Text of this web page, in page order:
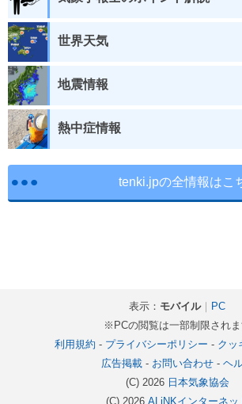
世界天気
地震情報
熱中症情報
tenki.jpの全情報はこ
表示： モバイル｜
PC
※PCの閲覧は一部制限され
利用規約 - プライバシーポリシー - クッ
広告掲載- お問い合わせ- ヘ
(C) 2026 日本気象協会
(C) 2026 ALiNKインターネッ